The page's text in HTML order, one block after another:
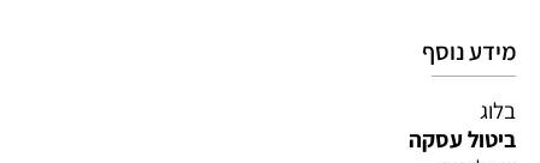
מידע נוסף
בלוג
ביטול עסקה